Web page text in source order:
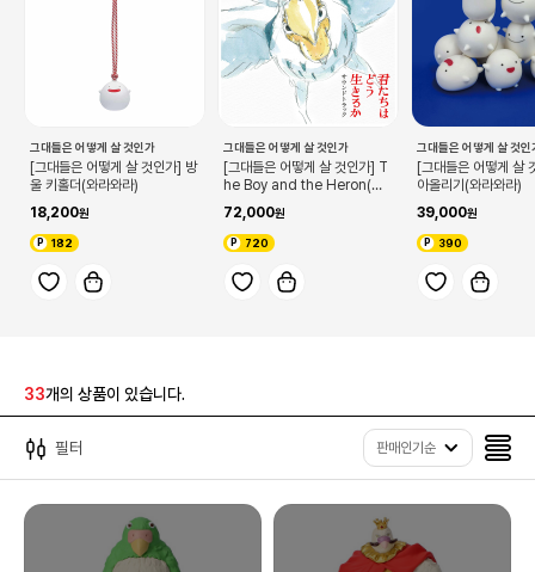
그대들은 어떻게 살 것인가
[그대들은 어떻게 살 것인가] 방
울 키홀더(와라와라)
18,200
182
그대들은 어떻게 살 것인가
[그대들은 어떻게 살 것인가] T
he Boy and the Heron(사
72,000
720
그대들은 어떻게 살 것인
[그대들은 어떻게 살
아올리기(와라와라)
39,000
390
33개의 상품이 있습니다.
필터 판매인기순